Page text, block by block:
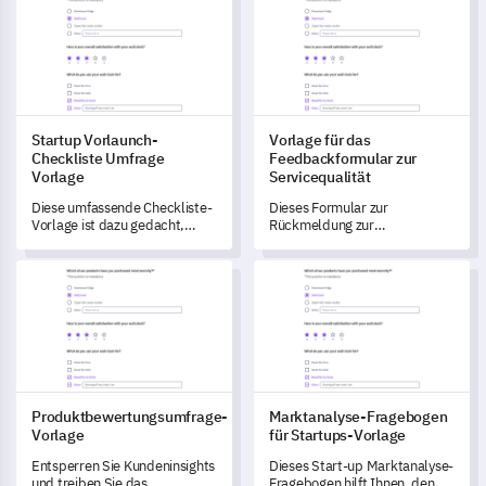
Gemeinschaft zu verstehen,
und ermöglicht es Ihnen,
Verbesserungen im Service auf
der Grundlage zuverlässiger
Daten voranzutreiben.
erfüllen.
Startup Vorlaunch-
Checkliste Umfrage
Vorlage
Diese umfassende Checkliste-
Vorlage ist dazu gedacht,
Bereiche vor dem Start Ihres
Unternehmens zu identifizieren
und anzugehen.
Vorlage für das
Feedbackformular zur
Servicequalität
Dieses Formular zur
Rückmeldung zur
Kundenzufriedenheit zu
messen und
Verbesserungsbereiche zu
identifizieren.
Produktbewertungsumfrage-Vorlage
Produktbewertungsumfrage-
Vorlage
Entsperren Sie Kundeninsights
Marktanalyse-Fragebogen
Marktanalyse-Fragebogen
für Startups-Vorlage
Dieses Start-up Marktanalyse-